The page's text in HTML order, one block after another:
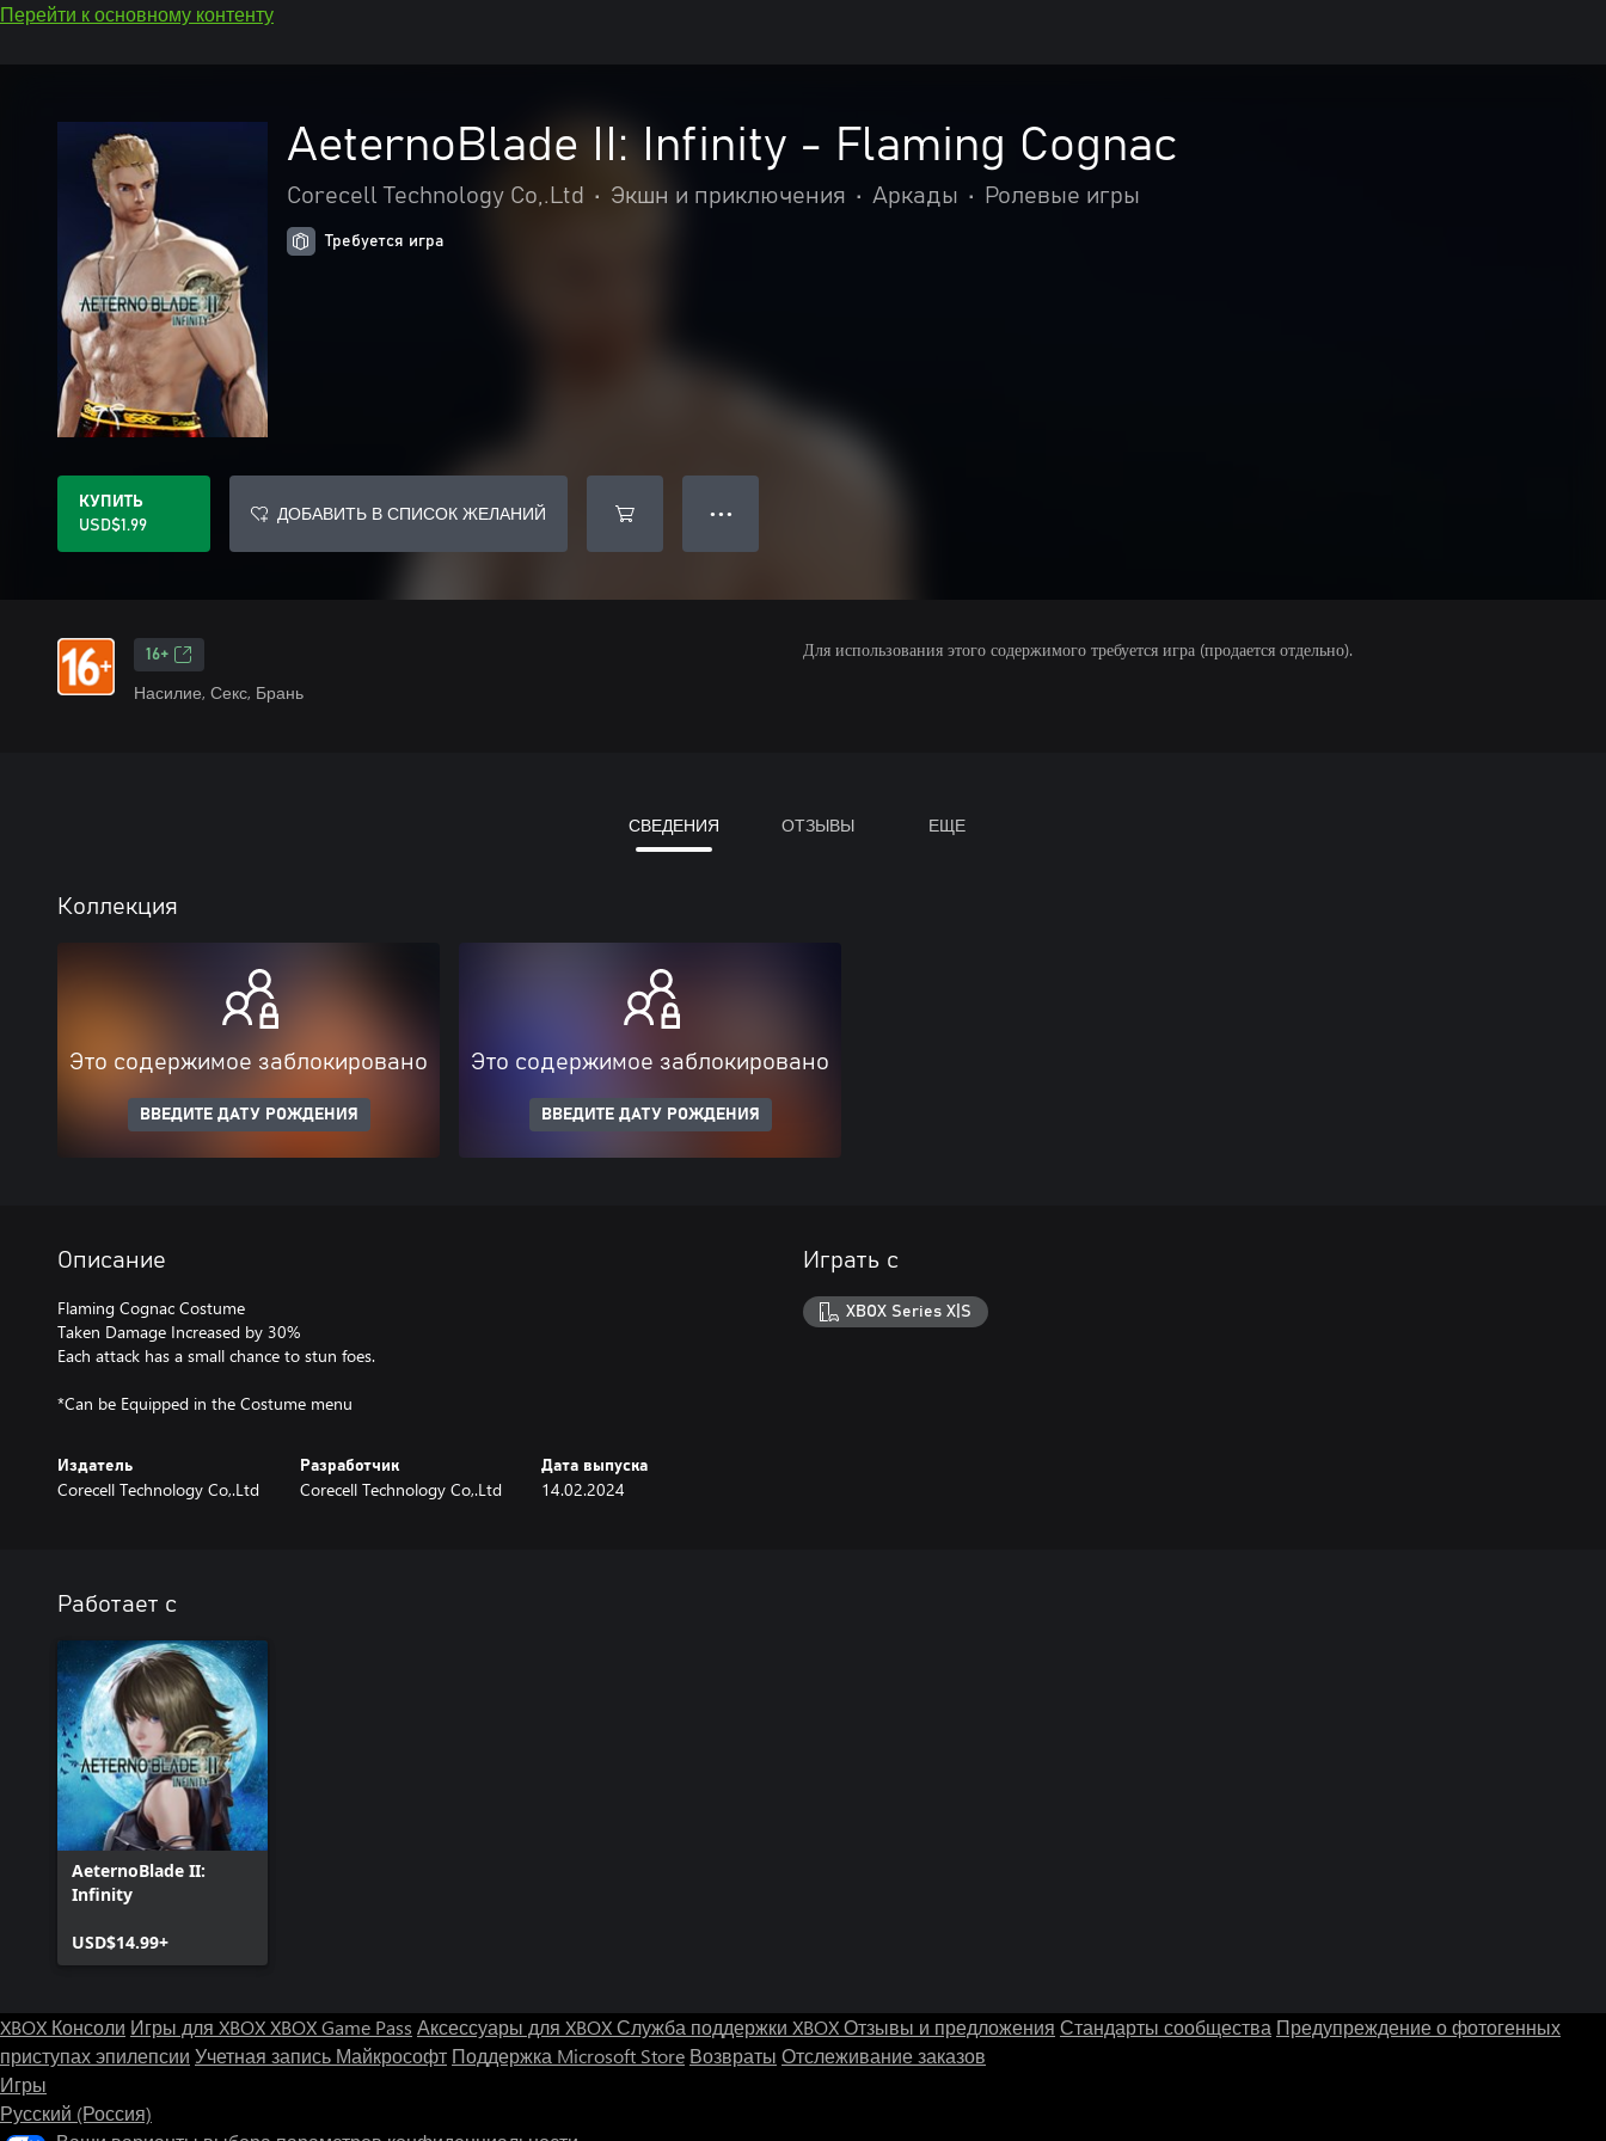
Перейти к основному контенту
AeternoBlade II: Infinity - Flaming Cognac
Corecell Technology Co,.Ltd • Экшн и приключения • Аркады • Ролевые игры
Требуется игра
КУПИТЬ
USD$1.99
ДОБАВИТЬ В СПИСОК ЖЕЛАНИЙ ● ● ●
16+
Насилие, Секс, Брань
Для использования этого содержимого требуется игра (продается отдельно).
СВЕДЕНИЯ ОТЗЫВЫ ЕЩЕ
Коллекция
Это содержимое заблокировано
ВВЕДИТЕ ДАТУ РОЖДЕНИЯ
Это содержимое заблокировано
ВВЕДИТЕ ДАТУ РОЖДЕНИЯ
Описание
Flaming Cognac Costume
Taken Damage Increased by 30%
Each attack has a small chance to stun foes.
*Can be Equipped in the Costume menu
Издатель
Corecell Technology Co,.Ltd
Разработчик
Corecell Technology Co,.Ltd
Дата выпуска
14.02.2024
Играть с
XBOX Series X|S
Работает с
AeternoBlade II:
Infinity
USD$14.99+
XBOX Консоли Игры для XBOXXBOX Game Pass Аксессуары для XBOXСлужба поддержки XBOXОтзывы и предложения Стандарты сообщества Предупреждение о фотогенных
приступах эпилепсии Учетная запись Майкрософт Поддержка Microsoft Store Возвраты Отслеживание заказов
Игры
Русский (Россия)